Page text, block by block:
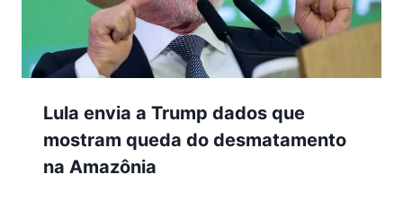
Lula envia a Trump dados que
mostram queda do desmatamento
na Amazônia